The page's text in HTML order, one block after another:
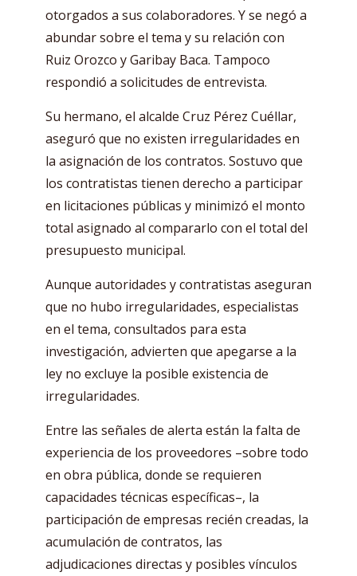
otorgados a sus colaboradores. Y se negó a
abundar sobre el tema y su relación con
Ruiz Orozco y Garibay Baca. Tampoco
respondió a solicitudes de entrevista.
Su hermano, el alcalde Cruz Pérez Cuéllar,
aseguró que no existen irregularidades en
la asignación de los contratos. Sostuvo que
los contratistas tienen derecho a participar
en licitaciones públicas y minimizó el monto
total asignado al compararlo con el total del
presupuesto municipal.
Aunque autoridades y contratistas aseguran
que no hubo irregularidades, especialistas
en el tema, consultados para esta
investigación, advierten que apegarse a la
ley no excluye la posible existencia de
irregularidades.
Entre las señales de alerta están la falta de
experiencia de los proveedores –sobre todo
en obra pública, donde se requieren
capacidades técnicas específicas–, la
participación de empresas recién creadas, la
acumulación de contratos, las
adjudicaciones directas y posibles vínculos